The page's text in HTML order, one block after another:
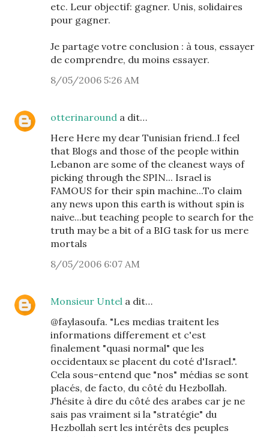
etc. Leur objectif: gagner. Unis, solidaires
pour gagner.
Je partage votre conclusion : à tous, essayer
de comprendre, du moins essayer.
8/05/2006 5:26 AM
otterinaround a dit…
Here Here my dear Tunisian friend..I feel
that Blogs and those of the people within
Lebanon are some of the cleanest ways of
picking through the SPIN... Israel is
FAMOUS for their spin machine...To claim
any news upon this earth is without spin is
naive...but teaching people to search for the
truth may be a bit of a BIG task for us mere
mortals
8/05/2006 6:07 AM
Monsieur Untel a dit…
@faylasoufa. "Les medias traitent les
informations differement et c'est
finalement "quasi normal" que les
occidentaux se placent du coté d'Israel.".
Cela sous-entend que "nos" médias se sont
placés, de facto, du côté du Hezbollah.
J'hésite à dire du côté des arabes car je ne
sais pas vraiment si la "stratégie" du
Hezbollah sert les intérêts des peuples